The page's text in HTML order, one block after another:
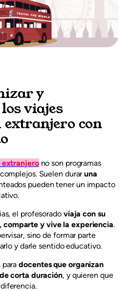
y
viajes
extranjero con
extranjerono son programas
Suelen duraruna
pueden tener un impacto
el profesorado viaja con su
comparte y vive la experiencia.
sino de formar parte
y darle sentido educativo.
paradocentes que organizan
corta duración, y quieren que